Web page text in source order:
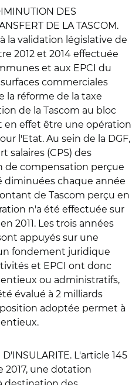
DES
DE LA TASCOM.
la validation législative de
2012 et 2014 effectuée
et aux EPCI du
commerciales
la réforme de la taxe
de la Tascom au bloc
en effet être une opération
l'Etat. Au sein de la DGF,
salaires (CPS) des
de compensation perçue
diminuées chaque année
de Tascom perçu en
n'a été effectuée sur
2011. Les trois années
appuyés sur une
fondement juridique
et EPCI ont donc
ou administratifs,
évalué à 2 milliards
adoptée permet à
. L'article 145
2017, une dotation